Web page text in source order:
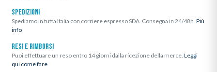
SPEDIZIONI
Spediamo in tutta Italia con corriere espresso SDA. Consegna in 24/48h. Più
info
RESI E RIMBORSI
Puoi effettuare un reso entro 14 giorni dalla ricezione della merce. Leggi
qui come fare